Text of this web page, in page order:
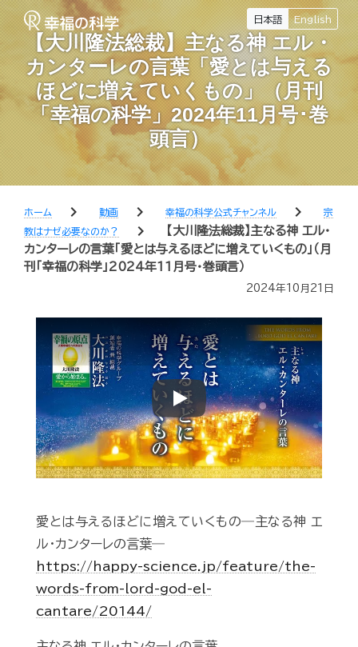
日本語 English
【大川隆法総裁】主なる神 エル・
カンターレの言葉「愛とは与える
ほどに増えていくもの」（月刊
「幸福の科学」2024年11月号･巻
頭言）
ホーム chevron_right 動画 chevron_right 幸福の科学公式チャンネル chevron_right
宗
教はナゼ必要なのか？
chevron_right
【大川隆法総裁】主なる神 エル・
カンターレの言葉「愛とは与えるほどに増えていくもの」（月
刊「幸福の科学」2024年11月号･巻頭言）
2024年10月21日
Play
愛とは与えるほどに増えていくもの―主なる神 エ
ル・カンターレの言葉―
https://happy-science.jp/feature/the-
words-from-lord-god-el-
cantare/20144/